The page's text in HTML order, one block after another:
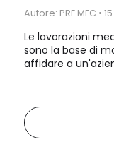
Autore: PRE MEC •
Le lavorazioni
sono la base di
affidare a